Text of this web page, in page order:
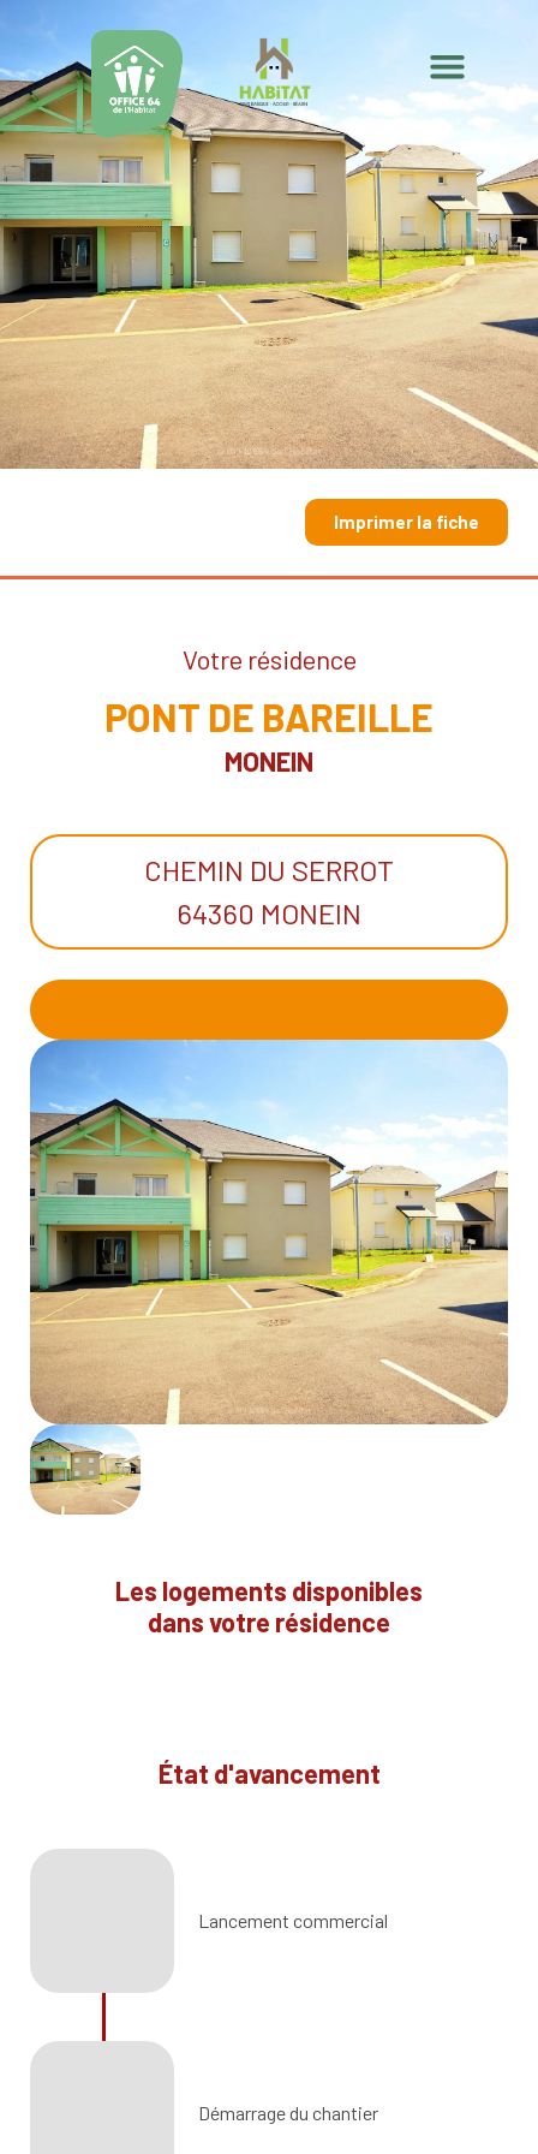
Imprimer la fiche
Votre résidence
PONT DE BAREILLE
MONEIN
CHEMIN DU SERROT
64360 MONEIN
Les logements disponibles
dans votre résidence
État d'avancement
Lancement commercial
Démarrage du chantier